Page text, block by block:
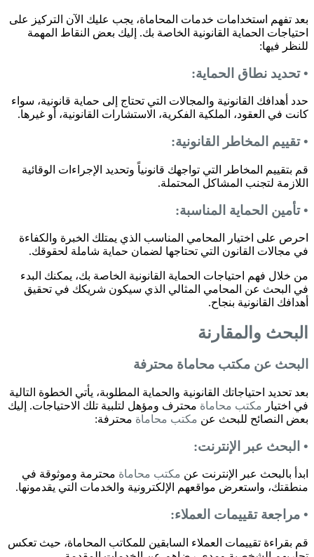
بعد تفهم استخدامات خدمات المحاماة، يجب عليك الآن التركيز على
احتياجات الحماية القانونية الخاصة بك. إليك بعض النقاط المهمة
للنظر فيها:
• تحديد نطاق الحماية:
حدد أهدافك القانونية والمجالات التي تحتاج إلى حماية قانونية، سواء
كانت في العقود، الملكية الفكرية، الاستشارات القانونية، أو غيرها.
• تقييم المخاطر القانونية:
قم بتقييم المخاطر التي تواجهك قانونياً وتحديد الإجراءات الوقائية
اللازمة لتجنب المشاكل المحتملة.
• تأمين الحماية المناسبة:
احرص على اختيار المحامي المناسب الذي يمتلك الخبرة والكفاءة
في مجالات القانون التي تحتاجها لضمان حماية شاملة لحقوقك.
من خلال فهم احتياجات الحماية القانونية الخاصة بك، يمكنك البدء
في البحث عن المحامي المثالي الذي سيكون شريكك في تحقيق
أهدافك القانونية بنجاح.
البحث والمقارنة
البحث عن مكتب محاماة محترفة
بعد تحديد احتياجاتك القانونية والحماية المطلوبة، يأتي الخطوة التالية
في اختيار مكتب محاماة محترف ومؤهل لتلبية تلك الاحتياجات. إليك
بعض النصائح للبحث عن مكتب محاماة محترفة:
• البحث عبر الإنترنت:
ابدأ بالبحث عبر الإنترنت عن مكتب محاماة محترمة وموثوقة في
منطقتك، واستعرض مواقعهم الإلكترونية والخدمات التي يقدمونها.
• مراجعة تقييمات العملاء:
قم بقراءة تقييمات العملاء السابقين للمكاتب المحاماة، حيث تعكس